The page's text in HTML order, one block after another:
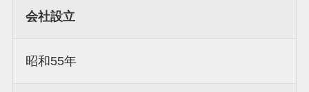
会社設立
昭和55年